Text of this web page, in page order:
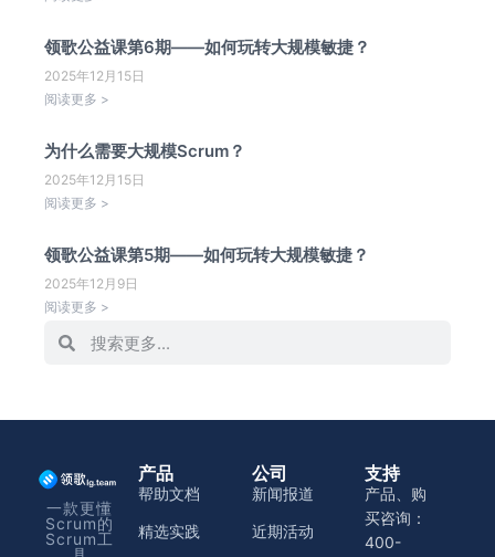
领歌公益课第6期——如何玩转大规模敏捷？
2025年12月15日
阅读更多 >
为什么需要大规模Scrum？
2025年12月15日
阅读更多 >
领歌公益课第5期——如何玩转大规模敏捷？
2025年12月9日
阅读更多 >
一款更懂
Scrum的
Scrum工
产品
帮助文档
精选实践
公司
新闻报道
近期活动
支持
产品、购
买咨询：
400-